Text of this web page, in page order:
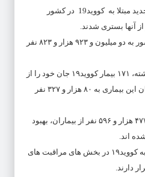
تشخیصی، ۱۰ هزار و ۶۸۷ بیمار جدید مبتلا به کووید19 در کشور
مجموع بیماران کووید۱۹ در کشور به دو میلیون و ۹۲۳ هزار و ۸۲۳ نفر
متاسفانه در طول ۲۴ ساعت گذشته، ۱۷۱ بیمار کووید۱۹ جان خود را از
دست دادند و مجموع جان باختگان این بیماری به ۸۰ هزار و ۳۲۷ نفر
خوشبختانه تا کنون دو میلیون و ۴۷۷ هزار و ۵۹۶ نفر از بیماران، بهبود
اند.
۴ هزار و ۶۴ نفر از بیماران مبتلا به کووید۱۹ در بخش های مراقبت های
دارند.